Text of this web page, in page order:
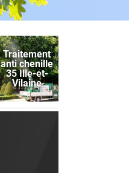
Traitement
anti chenille
35 Ille-et-
Vilaine